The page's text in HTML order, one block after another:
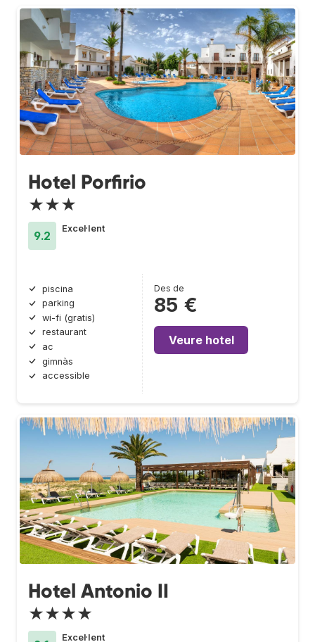
Hotel Porfirio
★★★
9.2
Excel·lent
piscina
parking
wi-fi (gratis)
restaurant
ac
gimnàs
accessible
Des de
85 €
Veure hotel
Hotel Antonio II
★★★★
Excel·lent